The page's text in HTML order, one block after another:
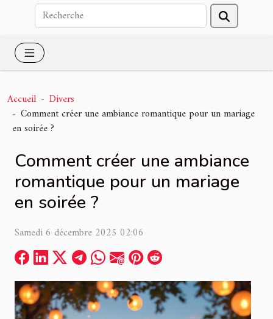
Accueil
Divers
Comment créer une ambiance romantique pour un mariage
en soirée ?
Comment créer une ambiance
romantique pour un mariage
en soirée ?
Samedi 6 décembre 2025 02:06